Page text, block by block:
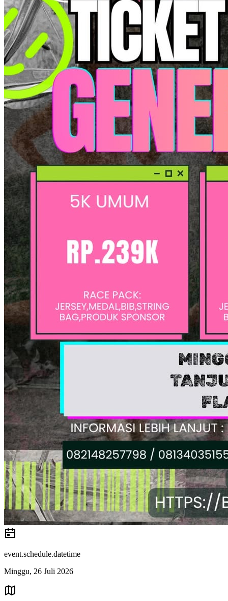
event.schedule.datetime
Minggu, 26 Juli 2026